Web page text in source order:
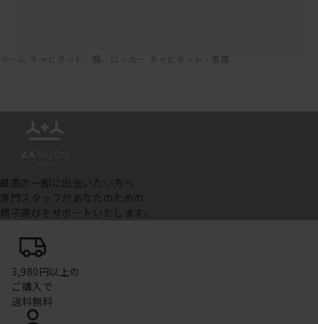
ホーム キャビネット、棚、ロッカー キャビネット・書庫
最高の一脚に出会いたい方へ
専門スタッフがあなたのための
椅子選びをサポートいたします。
3,980円以上の
ご購入で
送料無料